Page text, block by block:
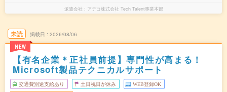
派遣会社 アデコ株式会社 Tech Talent事業本部
未読
NEW
掲載日 2026/08/06
【有名企業＊正社員前提】専門性が高まる！
Microsoft製品テクニカルサポート
交通費別途支給あり 土日祝日が休み WEB登録OK